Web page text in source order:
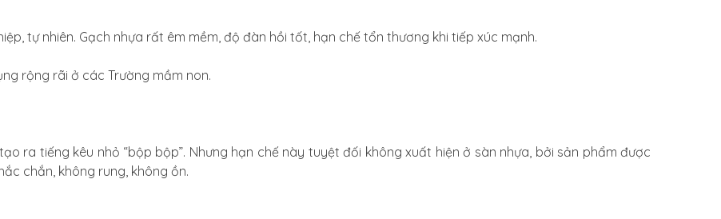
tự nhiên. Gạch nhựa rất êm mềm, độ đàn hồi tốt, hạn chế tổn thương khi tiếp xúc mạnh.
rộng rãi ở các Trường mầm non.
ra tiếng kêu nhỏ “bộp bộp”. Nhưng hạn chế này tuyệt đối không xuất hiện ở sàn nhựa, bởi sản phẩm được
chắn, không rung, không ồn.